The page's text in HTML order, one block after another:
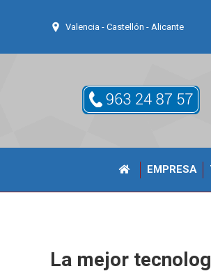
Valencia - Castellón - Alicante
EMPRESA
La mejor